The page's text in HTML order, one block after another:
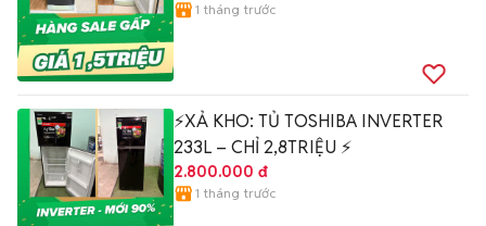
1 tháng trước
⚡XẢ KHO: TỦ TOSHIBA INVERTER
233L – CHỈ 2,8TRIỆU ⚡
2.800.000 đ
1 tháng trước